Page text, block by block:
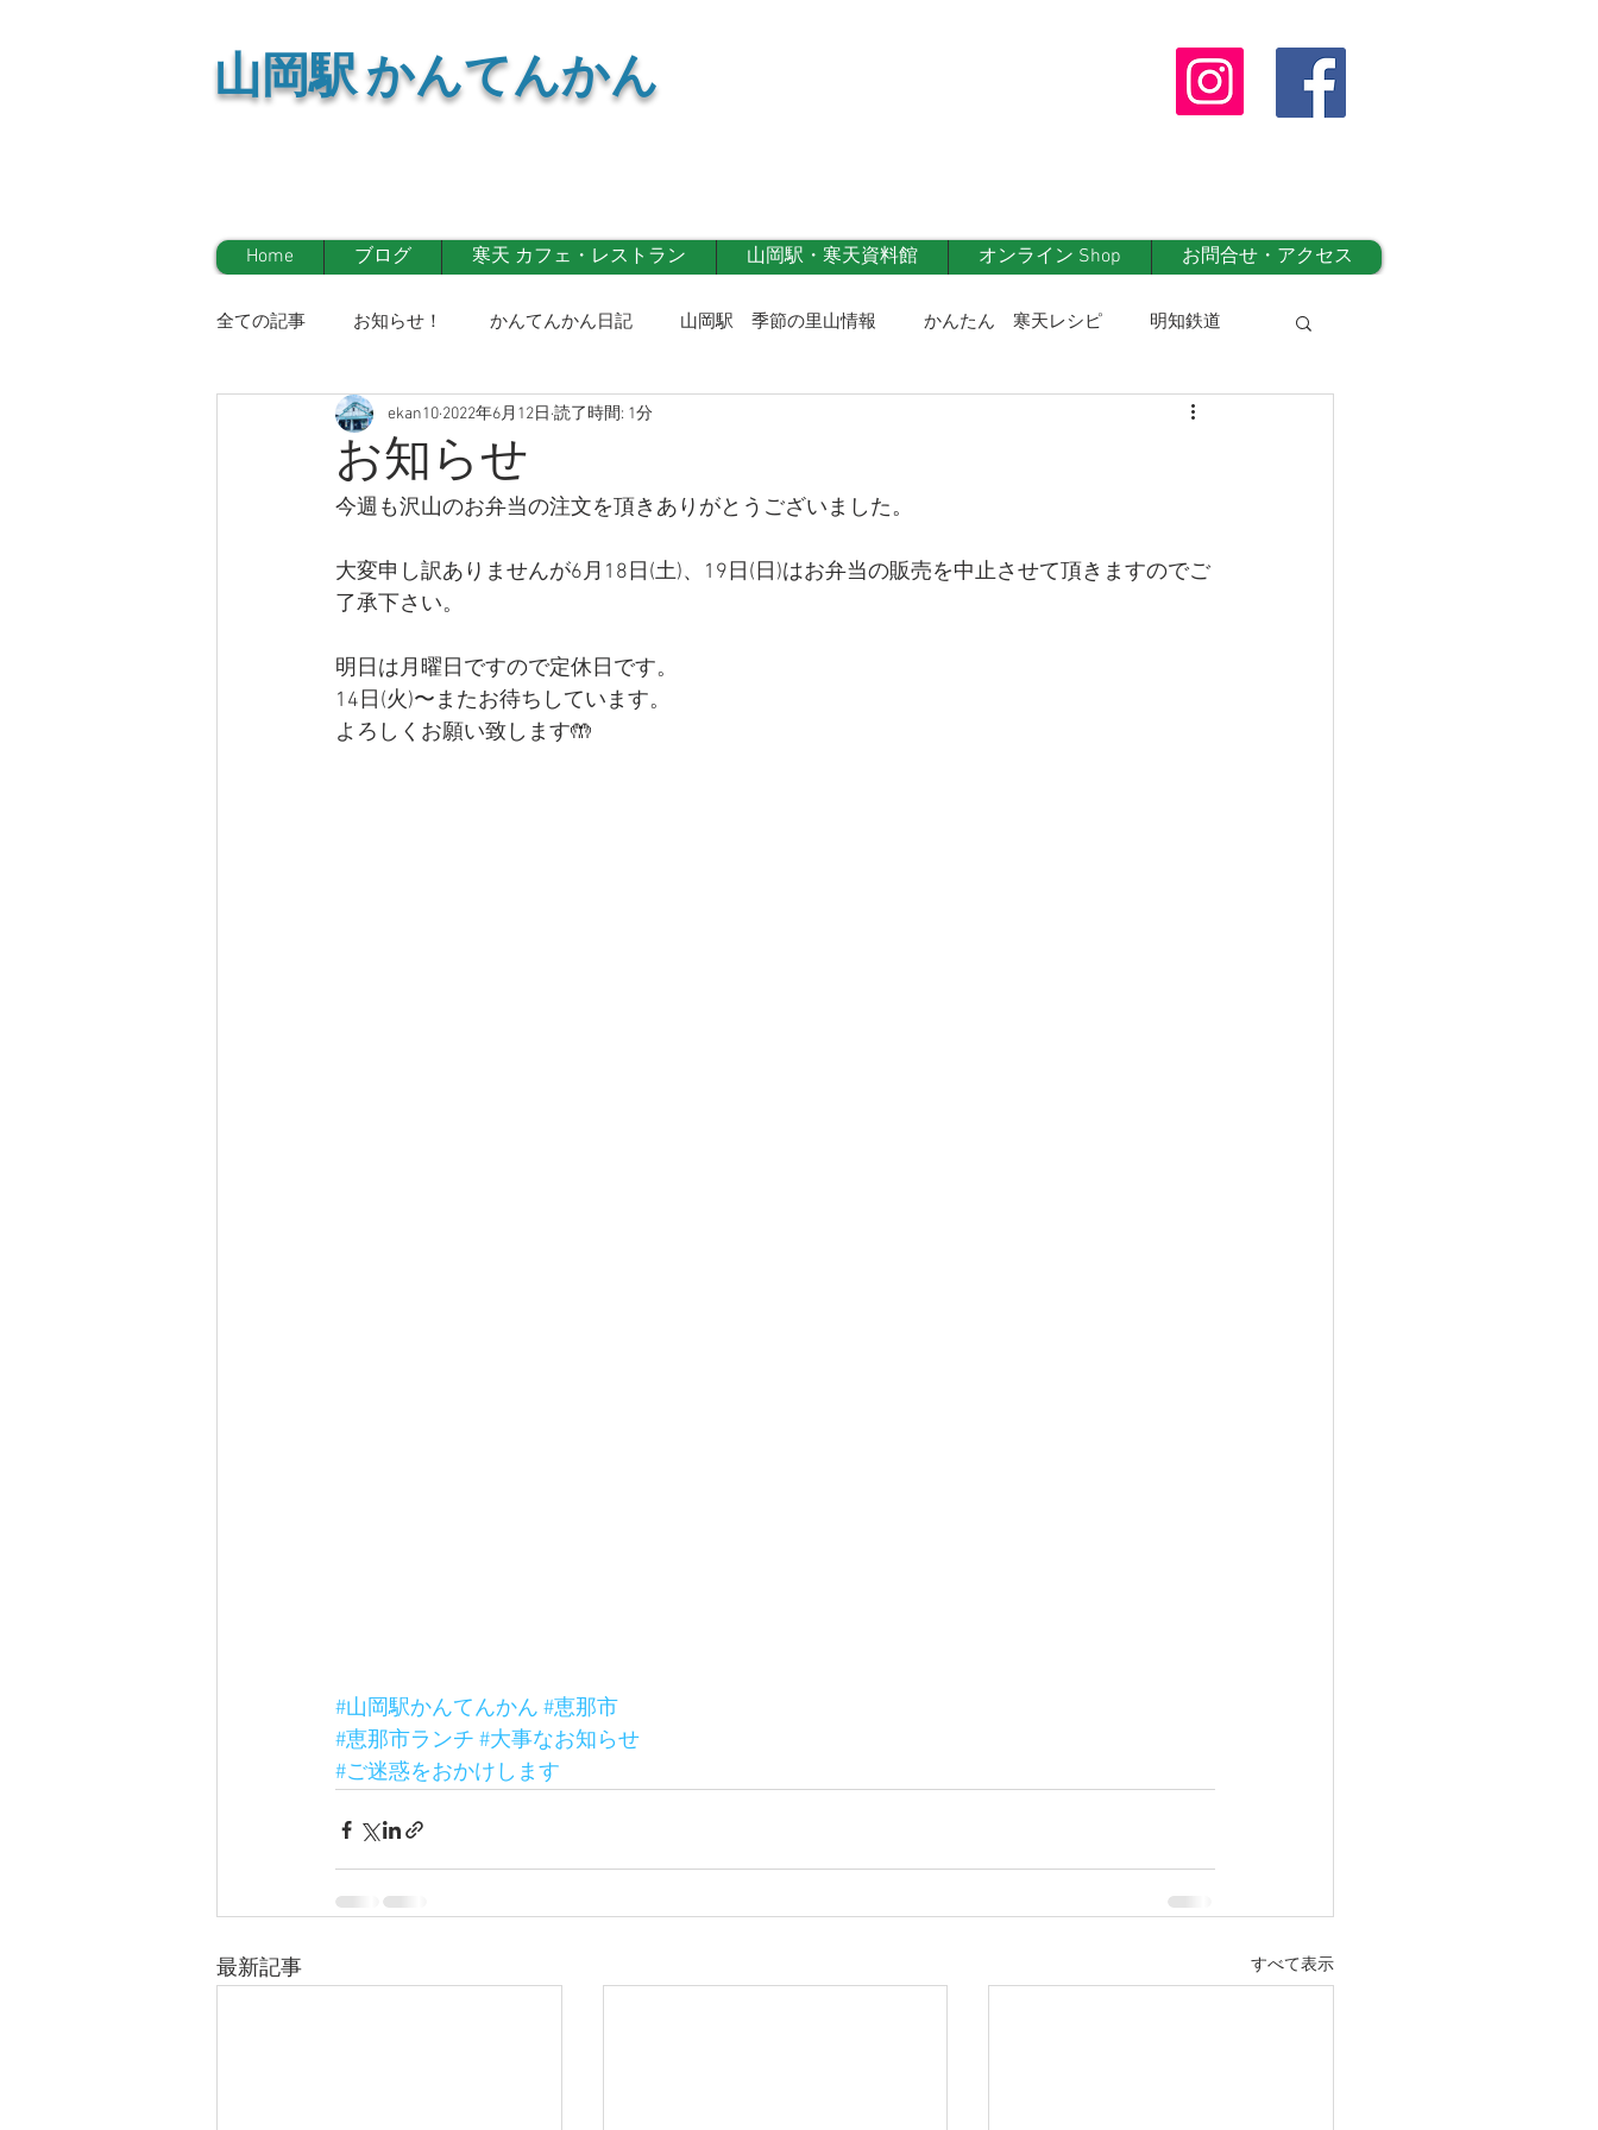
山岡駅 かんてんかん
Home ブログ 寒天 カフェ・レストラン 山岡駅・寒天資料館 オンライン Shop お問合せ・アクセス
全ての記事 お知らせ！ かんてんかん日記 山岡駅 季節の里山情報 かんたん 寒天レシピ 明知鉄道
イベント情報！ マスコミ 寒天商品 オンラインshop
お知らせ！ かんてんかん日記！ イベント情報 寒天レシピ
お知らせ
ekan10 2022年6月12日 読了時間: 1分
今週も沢山のお弁当の注文を頂きありがとうございました。
大変申し訳ありませんが6月18日(土)、19日(日)はお弁当の販売を中止させて頂きますのでご
了承下さい。
明日は月曜日ですので定休日です。
14日(火)〜またお待ちしています。
よろしくお願い致します🤲
#山岡駅かんてんかん #恵那市
#恵那市ランチ #大事なお知らせ
#ご迷惑をおかけします
最新記事 すべて表示